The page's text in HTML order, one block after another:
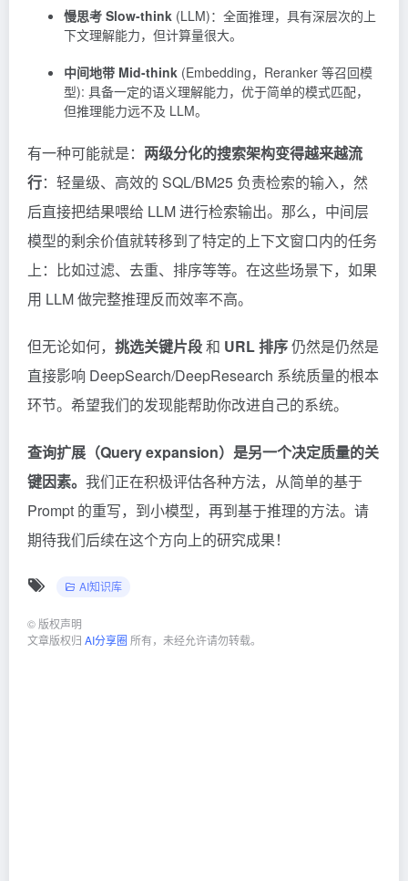
慢思考 Slow-think (LLM)：全面推理，具有深层次的上
下文理解能力，但计算量很大。
中间地带 Mid-think (Embedding，Reranker 等召回模
型): 具备一定的语义理解能力，优于简单的模式匹配，
但推理能力远不及 LLM。
有一种可能就是： 两级分化的搜索架构变得越来越流
行：轻量级、高效的 SQL/BM25 负责检索的输入，然
后直接把结果喂给 LLM 进行检索输出。那么，中间层
模型的剩余价值就转移到了特定的上下文窗口内的任务
上：比如过滤、去重、排序等等。在这些场景下，如果
用 LLM 做完整推理反而效率不高。
但无论如何， 挑选关键片段和 URL 排序仍然是仍然是
直接影响 DeepSearch/DeepResearch 系统质量的根本
环节。希望我们的发现能帮助你改进自己的系统。
查询扩展（Query expansion）是另一个决定质量的关
键因素。 我们正在积极评估各种方法，从简单的基于
Prompt 的重写，到小模型，再到基于推理的方法。请
期待我们后续在这个方向上的研究成果！
AI知识库
© 版权声明
文章版权归 AI分享圈 所有，未经允许请勿转载。